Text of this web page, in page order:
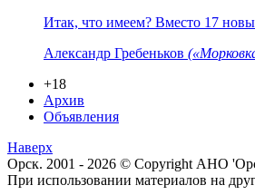
Итак, что имеем? Вместо 17
Александр Гребеньков
+18
Архив
Объявления
Наверх
Орск. 2001 - 2026 © Copyright АНО
При использовании материалов на